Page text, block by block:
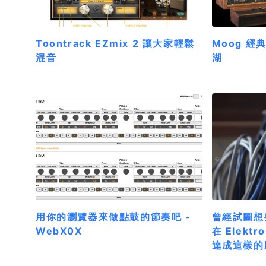
Toontrack EZmix 2 讓大家輕鬆
混音
Moog 經
湖
用你的瀏覽器來做點鼓的節奏吧 -
WebX0X
曾經試圖
在
達成這樣